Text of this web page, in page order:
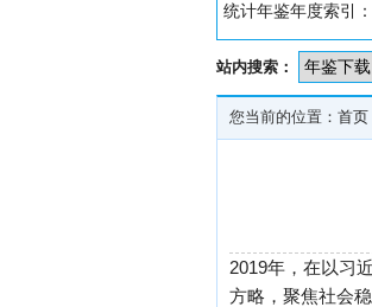
统计年鉴年度索引：
站内搜索：
您当前的位置： 首页
2019年，在以习
方略，聚焦社会